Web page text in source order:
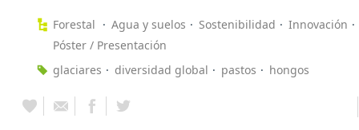
Forestal Agua y suelos Sostenibilidad
Innovación
Póster / Presentación
glaciares
diversidad global pastos hongos